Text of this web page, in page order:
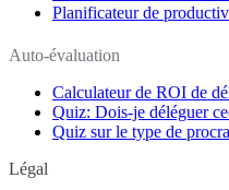
Planificateur de
Auto-évaluation
Calculateur de ROI de
Quiz: Dois-je déléguer
Quiz sur le type de
Légal